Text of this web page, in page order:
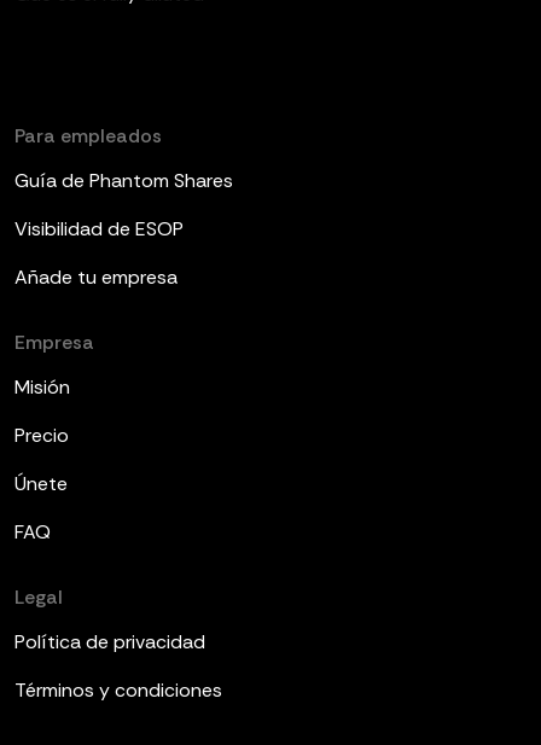
Para empleados
Guía de Phantom Shares
Visibilidad de ESOP
Añade tu empresa
Empresa
Misión
Precio
Únete
FAQ
Legal
Política de privacidad
Términos y condiciones